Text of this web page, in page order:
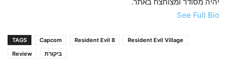
יהיה מסודר ומצוחצח באתר.
See Full Bio
TAGS Capcom Resident Evil 8
Resident Evil Village
Review
ביקורת